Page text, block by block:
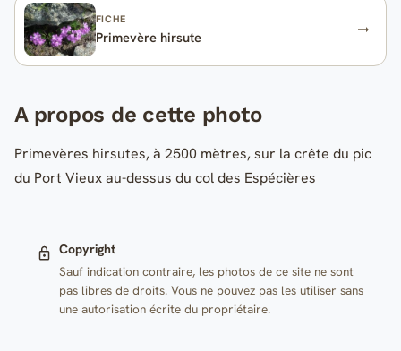
FICHE
Primevère hirsute
A propos de cette photo
Primevères hirsutes, à 2500 mètres, sur la crête du pic
du Port Vieux au-dessus du col des Espécières
Copyright
Sauf indication contraire, les photos de ce site ne sont
pas libres de droits. Vous ne pouvez pas les utiliser sans
une autorisation écrite du propriétaire.